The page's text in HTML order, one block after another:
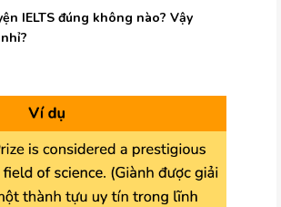
IELTS đúng không nào? Vậy